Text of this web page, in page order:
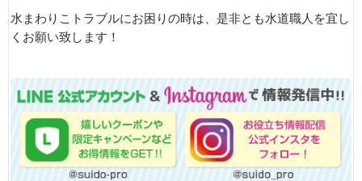
水まわりこトラブルにお困りの時は、是非とも水道職人を宜し
くお願い致します！